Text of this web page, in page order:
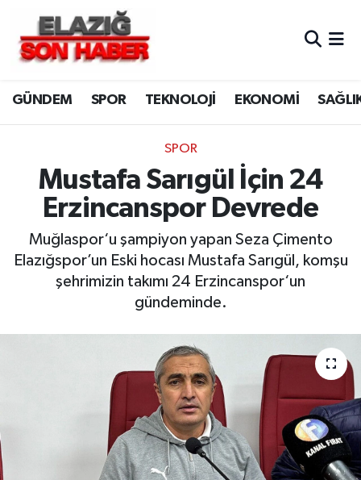
GÜNDEM SPOR TEKNOLOJİ EKONOMİ
SPOR
Mustafa Sarıgül İçin 24
Erzincanspor Devrede
Muğlaspor‘u şampiyon yapan Seza Çimento
Elazığspor’un Eski hocası Mustafa Sarıgül, komşu
şehrimizin takımı 24 Erzincanspor‘un
gündeminde.
CANLI YAYIN
ASAYİŞ
BİLİM VE TEKNOLOJİ
DÜNYA
EKONOMİ
HABERDE İNSAN
KÜLTÜR-SANAT
Merkez Hava Durumu
Merkez Trafik Yoğunluk Haritası
Süper Lig Puan Durumu ve Fikstür
Tüm Manşetler
Son Dakika Haberleri
Haber Arşivi